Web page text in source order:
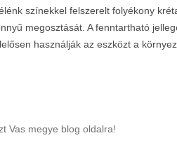
színekkel felszerelt folyékony
megosztását. A fenntartható
használják az eszközt a
Vas megye blog oldalra!